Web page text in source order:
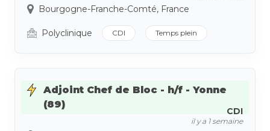
Bourgogne-Franche-Comté, France
Polyclinique CDI Temps plein
Adjoint Chef de Bloc - h/f - Yonne
(89)
CDI
il y a 1 semaine